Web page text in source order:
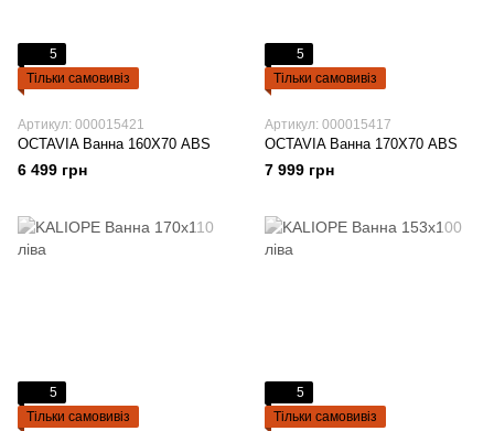
5
Тільки самовивіз
Артикул: 000015421
OCTAVIA Ванна 160Х70 ABS
6 499 грн
5
Тільки самовивіз
Артикул: 000015417
OCTAVIA Ванна 170Х70 ABS
7 999 грн
5
Тільки самовивіз
5
Тільки самовивіз